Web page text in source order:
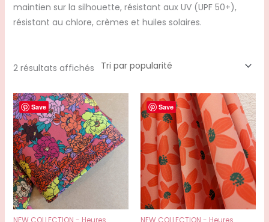
maintien sur la silhouette, résistant aux UV (UPF 50+),
résistant au chlore, crèmes et huiles solaires.
2 résultats affichés
Save Save